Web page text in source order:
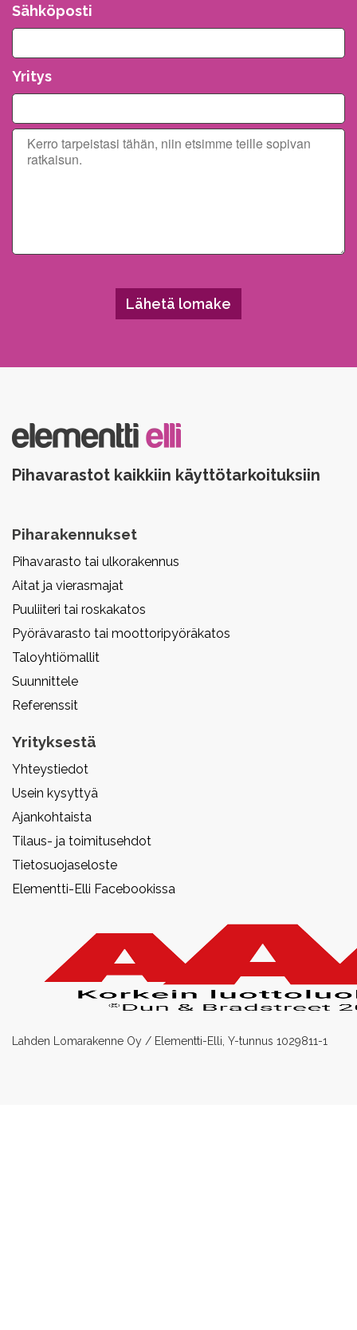
Sähköposti
Yritys
Pihavarastot kaikkiin käyttötarkoituksiin
Piharakennukset
Pihavarasto tai ulkorakennus
Aitat ja vierasmajat
Puuliiteri tai roskakatos
Pyörävarasto tai moottoripyöräkatos
Taloyhtiömallit
Suunnittele
Referenssit
Yrityksestä
Yhteystiedot
Usein kysyttyä
Ajankohtaista
Tilaus- ja toimitusehdot
Tietosuojaseloste
Elementti-Elli Facebookissa
Lahden Lomarakenne Oy / Elementti-Elli, Y-tunnus 1029811-1